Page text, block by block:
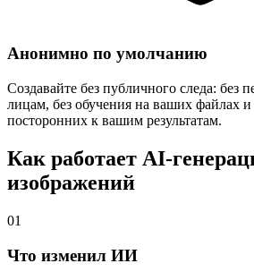
Анонимно по умолчанию
Создавайте без публичного следа: без
лицам, без обучения на ваших файлах и
посторонних к вашим результатам.
Как работает AI-
изображений
01
Что изменил ИИ